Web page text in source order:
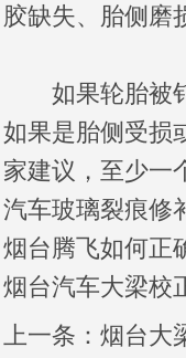
胶缺失、胎侧磨
如果轮胎被钉
如果是胎侧受损
家建议，至少一
汽车玻璃裂痕修
烟台腾飞如何正
烟台汽车大梁校
上一条： 烟台大